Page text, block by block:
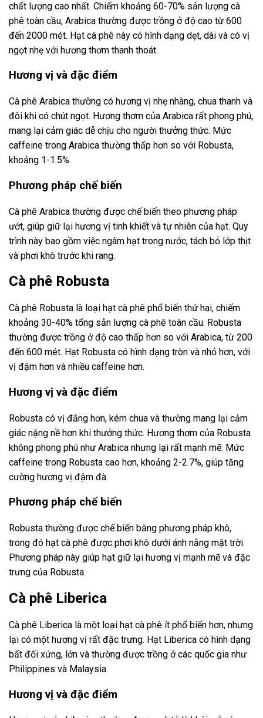
chất lượng cao nhất. Chiếm khoảng 60-70% sản lượng cà
phê toàn cầu, Arabica thường được trồng ở độ cao từ 600
đến 2000 mét. Hạt cà phê này có hình dạng dẹt, dài và có vị
ngọt nhẹ với hương thơm thanh thoát.
Hương vị và đặc điểm
Cà phê Arabica thường có hương vị nhẹ nhàng, chua thanh và
đôi khi có chút ngọt. Hương thơm của Arabica rất phong phú,
mang lại cảm giác dễ chịu cho người thưởng thức. Mức
caffeine trong Arabica thường thấp hơn so với Robusta,
khoảng 1-1.5%.
Phương pháp chế biến
Cà phê Arabica thường được chế biến theo phương pháp
ướt, giúp giữ lại hương vị tinh khiết và tự nhiên của hạt. Quy
trình này bao gồm việc ngâm hạt trong nước, tách bỏ lớp thịt
và phơi khô trước khi rang.
Cà phê Robusta
Cà phê Robusta là loại hạt cà phê phổ biến thứ hai, chiếm
khoảng 30-40% tổng sản lượng cà phê toàn cầu. Robusta
thường được trồng ở độ cao thấp hơn so với Arabica, từ 200
đến 600 mét. Hạt Robusta có hình dạng tròn và nhỏ hơn, với
vị đậm hơn và nhiều caffeine hơn.
Hương vị và đặc điểm
Robusta có vị đắng hơn, kém chua và thường mang lại cảm
giác nặng nề hơn khi thưởng thức. Hương thơm của Robusta
không phong phú như Arabica nhưng lại rất mạnh mẽ. Mức
caffeine trong Robusta cao hơn, khoảng 2-2.7%, giúp tăng
cường hương vị đậm đà.
Phương pháp chế biến
Robusta thường được chế biến bằng phương pháp khô,
trong đó hạt cà phê được phơi khô dưới ánh nắng mặt trời.
Phương pháp này giúp hạt giữ lại hương vị mạnh mẽ và đặc
trưng của Robusta.
Cà phê Liberica
Cà phê Liberica là một loại hạt cà phê ít phổ biến hơn, nhưng
lại có một hương vị rất đặc trưng. Hạt Liberica có hình dạng
bất đối xứng, lớn và thường được trồng ở các quốc gia như
Philippines và Malaysia.
Hương vị và đặc điểm